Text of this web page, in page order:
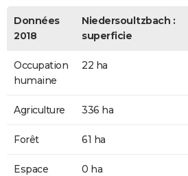
Données
2018
Niedersoultzbach :
superficie
Occupation
humaine
22 ha
Agriculture 336 ha
Forêt 61 ha
Espace
0 ha